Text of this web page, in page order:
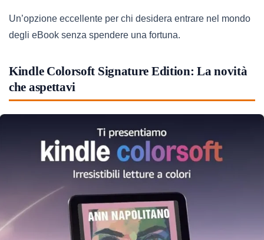
Un’opzione eccellente per chi desidera entrare nel mondo
degli eBook senza spendere una fortuna.
Kindle Colorsoft Signature Edition: La novità
che aspettavi